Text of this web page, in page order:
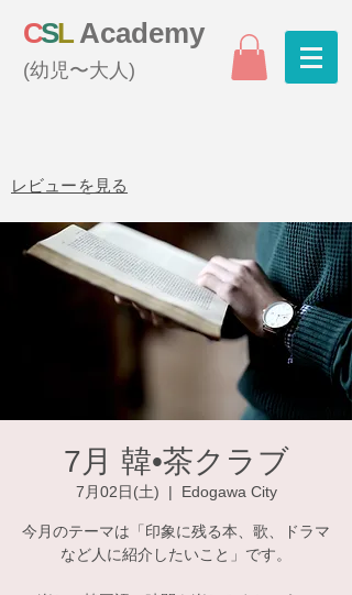
CSL Academy
(幼児〜大人)
レビューを見る
7月 韓•茶クラブ
7月02日(土)
  |
Edogawa City
今月のテーマは「印象に残る本、歌、ドラマ
など人に紹介したいこと」です。